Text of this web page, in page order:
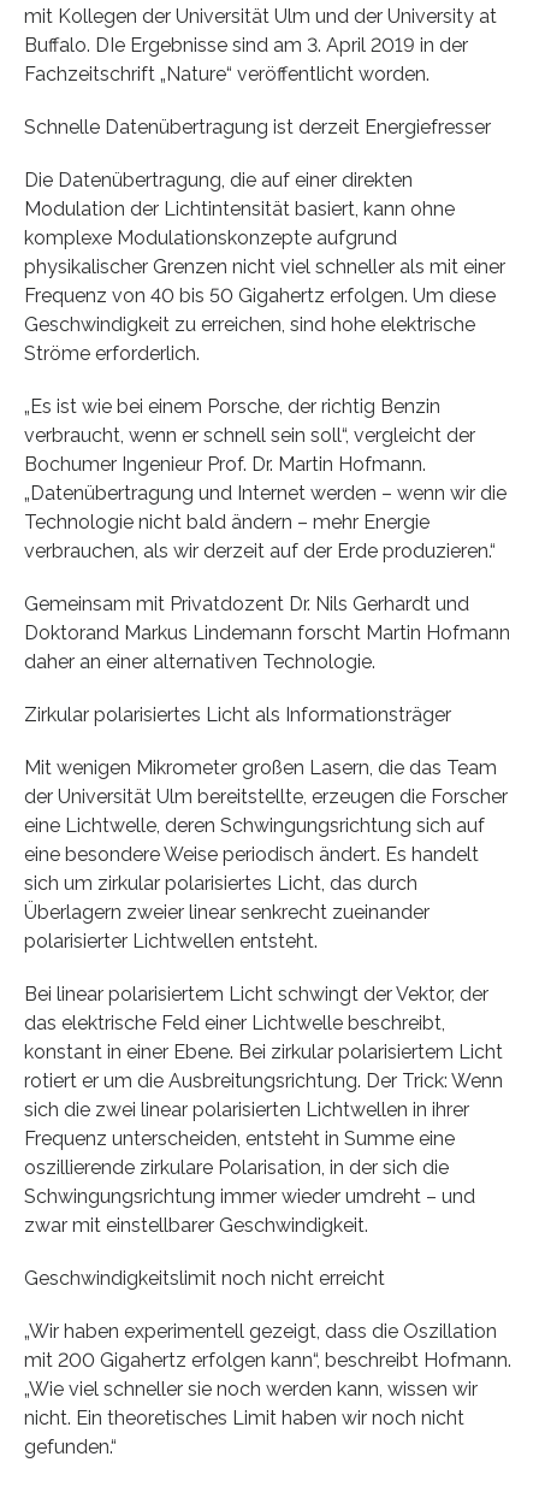
mit Kollegen der Universität Ulm und der University at
Buffalo. DIe Ergebnisse sind am 3. April 2019 in der
Fachzeitschrift „Nature“ veröffentlicht worden.
Schnelle Datenübertragung ist derzeit Energiefresser
Die Datenübertragung, die auf einer direkten
Modulation der Lichtintensität basiert, kann ohne
komplexe Modulationskonzepte aufgrund
physikalischer Grenzen nicht viel schneller als mit einer
Frequenz von 40 bis 50 Gigahertz erfolgen. Um diese
Geschwindigkeit zu erreichen, sind hohe elektrische
Ströme erforderlich.
„Es ist wie bei einem Porsche, der richtig Benzin
verbraucht, wenn er schnell sein soll“, vergleicht der
Bochumer Ingenieur Prof. Dr. Martin Hofmann.
„Datenübertragung und Internet werden – wenn wir die
Technologie nicht bald ändern – mehr Energie
verbrauchen, als wir derzeit auf der Erde produzieren.“
Gemeinsam mit Privatdozent Dr. Nils Gerhardt und
Doktorand Markus Lindemann forscht Martin Hofmann
daher an einer alternativen Technologie.
Zirkular polarisiertes Licht als Informationsträger
Mit wenigen Mikrometer großen Lasern, die das Team
der Universität Ulm bereitstellte, erzeugen die Forscher
eine Lichtwelle, deren Schwingungsrichtung sich auf
eine besondere Weise periodisch ändert. Es handelt
sich um zirkular polarisiertes Licht, das durch
Überlagern zweier linear senkrecht zueinander
polarisierter Lichtwellen entsteht.
Bei linear polarisiertem Licht schwingt der Vektor, der
das elektrische Feld einer Lichtwelle beschreibt,
konstant in einer Ebene. Bei zirkular polarisiertem Licht
rotiert er um die Ausbreitungsrichtung. Der Trick: Wenn
sich die zwei linear polarisierten Lichtwellen in ihrer
Frequenz unterscheiden, entsteht in Summe eine
oszillierende zirkulare Polarisation, in der sich die
Schwingungsrichtung immer wieder umdreht – und
zwar mit einstellbarer Geschwindigkeit.
Geschwindigkeitslimit noch nicht erreicht
„Wir haben experimentell gezeigt, dass die Oszillation
mit 200 Gigahertz erfolgen kann“, beschreibt Hofmann.
„Wie viel schneller sie noch werden kann, wissen wir
nicht. Ein theoretisches Limit haben wir noch nicht
gefunden.“